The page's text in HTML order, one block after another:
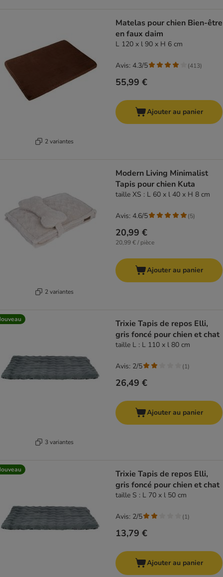
2 variantes
Matelas pour chien Bien-être
en faux daim
L 120 x l 90 x H 6 cm
55,99 €
Avis: 4.3/5 (413)
Ajouter au panier
2 variantes
Modern Living Minimalist
Tapis pour chien Kuta
taille XS : L 60 x l 40 x H 8 cm
20,99 €
20,99 € / pièce
Avis: 4.6/5 (5)
Ajouter au panier
3 variantes
Trixie Tapis de repos Elli,
gris foncé pour chien et chat
taille L : L 110 x l 80 cm
26,49 €
Avis: 2/5 (1)
Ajouter au panier
Trixie Tapis de repos Elli,
gris foncé pour chien et chat
taille S : L 70 x l 50 cm
13,79 €
Avis: 2/5 (1)
Ajouter au panier